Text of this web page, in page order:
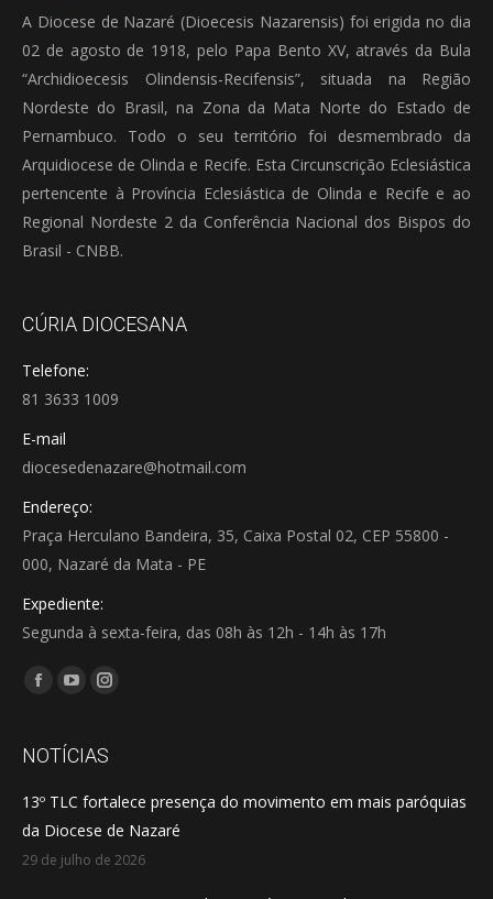
A Diocese de Nazaré (Dioecesis Nazarensis) foi erigida no dia
02 de agosto de 1918, pelo Papa Bento XV, através da Bula
“Archidioecesis Olindensis-Recifensis”, situada na Região
Nordeste do Brasil, na Zona da Mata Norte do Estado de
Pernambuco. Todo o seu território foi desmembrado da
Arquidiocese de Olinda e Recife. Esta Circunscrição Eclesiástica
pertencente à Província Eclesiástica de Olinda e Recife e ao
Regional Nordeste 2 da Conferência Nacional dos Bispos do
Brasil - CNBB.
CÚRIA DIOCESANA
Telefone:
81 3633 1009
E-mail
diocesedenazare@hotmail.com
Endereço:
Praça Herculano Bandeira, 35, Caixa Postal 02, CEP 55800 -
000, Nazaré da Mata - PE
Expediente:
Segunda à sexta-feira, das 08h às 12h - 14h às 17h
Encontre-nos em:
Facebook
opens
new
window
YouTube
opens
new
window
Instagram
opens
new
window
NOTÍCIAS
13º TLC fortalece presença do movimento em mais paróquias
da Diocese de Nazaré
29 de julho de 2026